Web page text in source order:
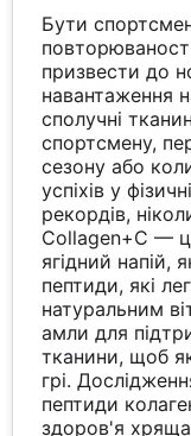
Бути
призвести до
навантаження
сполучні
спортсмену,
сезону або
успіхів у
рекордів,
Collagen+C —
ягідний напій,
пептиди, які
натуральним
амли для
тканини, щоб
грі.
пептиди
здоров'я